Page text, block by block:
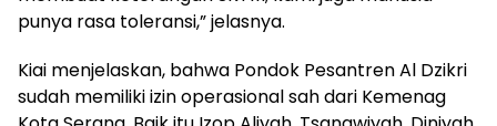
punya rasa toleransi,” jelasnya.
Kiai menjelaskan, bahwa Pondok Pesantren Al Dzikri
sudah memiliki izin operasional sah dari Kemenag